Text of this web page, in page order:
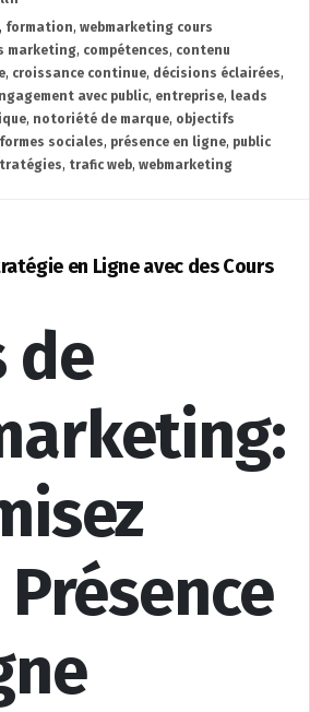
, formation, webmarketing cours
marketing, compétences, contenu
, croissance continue, décisions éclairées,
avec public, entreprise, leads
, notoriété de marque, objectifs
sociales, présence en ligne, public
, trafic web, webmarketing
en Ligne avec des Cours
de